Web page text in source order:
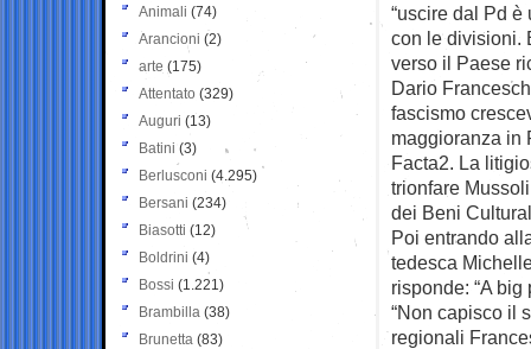
“uscire dal Pd
con le divisioni.
verso il Paese
Dario
fascismo
maggioranza in
Facta2. La
trionfare
dei Beni
Poi entrando
tedesca
risponde: “A
“Non capisco il
regionali
Animali (74)
Arancioni (2)
arte (175)
Attentato (329)
Auguri (13)
Batini (3)
Berlusconi (4.295)
Bersani (234)
Biasotti (12)
Boldrini (4)
Bossi (1.221)
Brambilla (38)
Brunetta (83)